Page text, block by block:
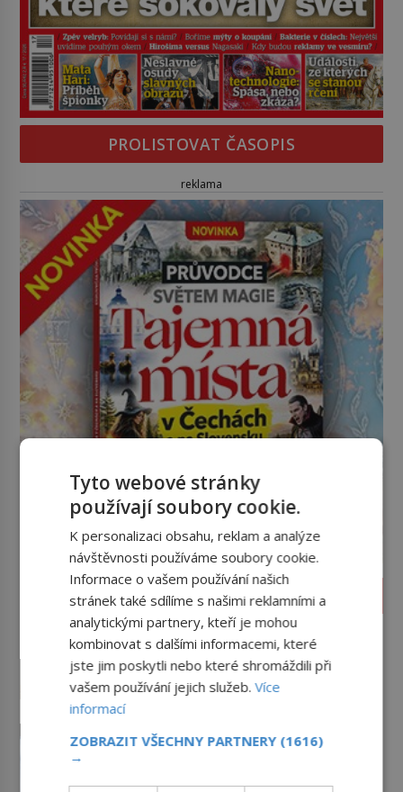
PROLISTOVAT ČASOPIS
reklama
LIFESTYLE
Feng šuej: Tajemství prostoru,
který má přinášet štěstí
Proč někdo pečlivě otáčí postel,
hlídá polohu zrcadel a do pokoje
soubor zdí a nábytku. Je to prostor,
Příběhy slavných koktejlů: Kde
se vzal Manhattan a Bloody
Tyto webové stránky
používají soubory cookie.
K personalizaci obsahu, reklam a analýze
návštěvnosti používáme soubory cookie.
Informace o vašem používání našich
stránek také sdílíme s našimi reklamními a
analytickými partnery, kteří je mohou
kombinovat s dalšími informacemi, které
jste jim poskytli nebo které shromáždili při
vašem používání jejich služeb.Více
informací
ZOBRAZIT VŠECHNY PARTNERY (1616)
→